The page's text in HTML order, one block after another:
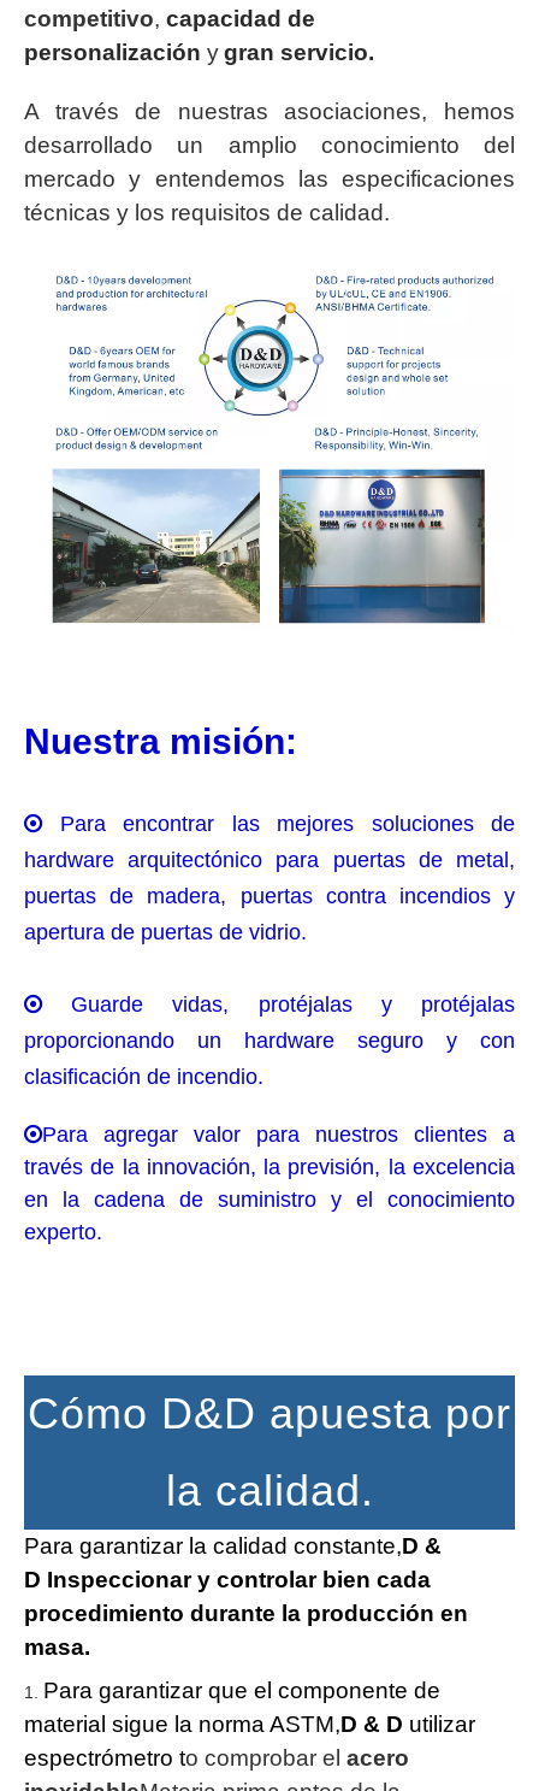
competitivo, capacidad de
personalización ygran servicio.
A través de nuestras asociaciones, hemos
desarrollado un amplio conocimiento del
mercado y entendemos las especificaciones
técnicas y los requisitos de calidad.
Nuestra misión:
Para encontrar las mejores soluciones de
hardware arquitectónico para puertas de metal,
puertas de madera, puertas contra incendios y
apertura de puertas de vidrio.
Guarde vidas, protéjalas y protéjalas
proporcionando un hardware seguro y con
clasificación de incendio.
Para agregar valor para nuestros clientes a
través de la innovación, la previsión, la excelencia
en la cadena de suministro y el conocimiento
experto.
Cómo D&D apuesta por
la calidad.
Para garantizar la calidad constante,D &
D Inspeccionar y controlar bien cada
procedimiento durante la producción en
masa.
Para garantizar que el componente de
material sigue la norma ASTM,D & D utilizar
espectrómetro to comprobar el acero